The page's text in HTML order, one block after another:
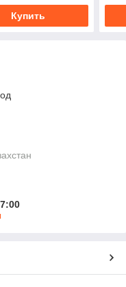
Купить